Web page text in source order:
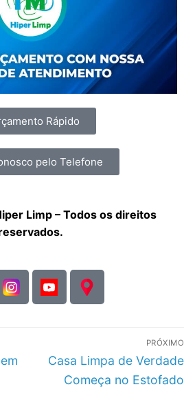
Rápido
pelo Telefone
Limp – Todos os direitos
PRÓXIMO
Casa Limpa de Verdade
Começa no Estofado